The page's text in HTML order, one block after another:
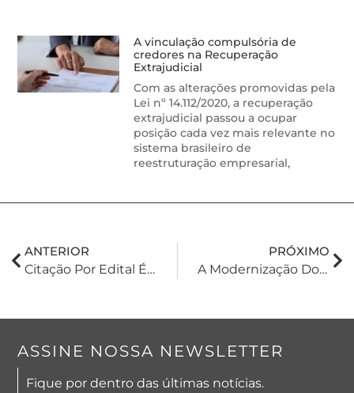
A vinculação compulsória de
credores na Recuperação
Extrajudicial
Com as alterações promovidas pela
Lei nº 14.112/2020, a recuperação
extrajudicial passou a ocupar
posição cada vez mais relevante no
sistema brasileiro de
reestruturação empresarial,
ANTERIOR
Citação Por Edital É Autorizada Em Caso De Incerteza Quanto Ao Endereço Do Réu No Exterior, Decide STJ
PRÓXIMO
A Modernização Dos Atos Notariais No Rio Grande Do Sul: Transformações E Praticidade
ASSINE NOSSA NEWSLETTER
Fique por dentro das últimas notícias.